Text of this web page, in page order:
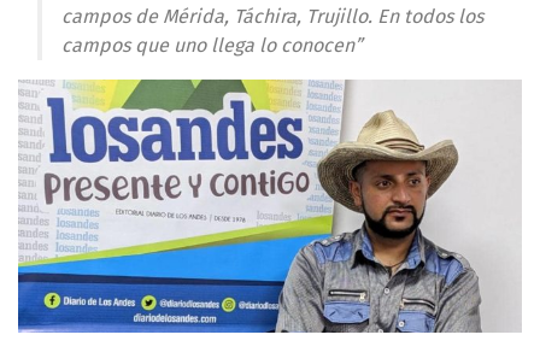
campos de Mérida, Táchira, Trujillo. En todos los
campos que uno llega lo conocen”